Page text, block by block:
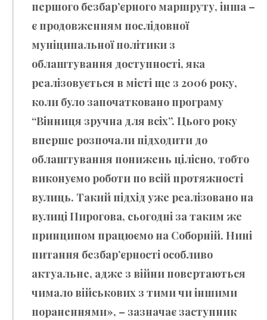
першого безбар’єрного маршруту, інша –
є продовженням послідовної
муніципальної політики з
облаштування доступності, яка
реалізовується в місті ще з 2006 року,
коли було започатковано програму
“Вінниця зручна для всіх”. Цього року
вперше розпочали підходити до
облаштування понижень цілісно, тобто
виконуємо роботи по всій протяжності
вулиць. Такий підхід уже реалізовано на
вулиці Пирогова, сьогодні за таким же
принципом працюємо на Соборній. Нині
питання безбар’єрності особливо
актуальне, адже з війни повертаються
чимало військових з тими чи іншими
пораненнями», – зазначає заступник